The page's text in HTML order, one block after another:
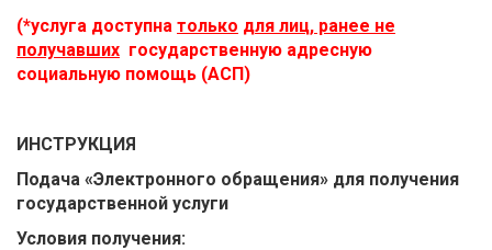
(*услуга доступна только для лиц, ранее не
получавших государственную адресную
социальную помощь (АСП)
ИНСТРУКЦИЯ
Подача «Электронного обращения» для получения
государственной услуги
Условия получения: